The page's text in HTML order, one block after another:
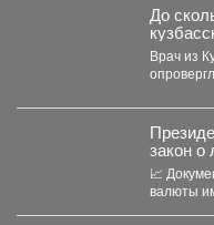
До
Врач из
закон о
России.
📈
валюты